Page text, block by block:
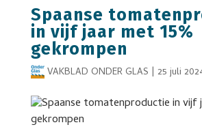
Spaanse
in vijf jaar met 15%
gekrompen
VAKBLAD ONDER GLAS | 25 juli